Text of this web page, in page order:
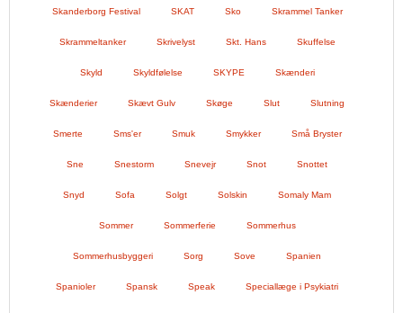
Skanderborg Festival SKAT Sko Skrammel Tanker
Skrammeltanker Skrivelyst Skt. Hans Skuffelse
Skyld Skyldfølelse SKYPE Skænderi
Skænderier Skævt Gulv Skøge Slut Slutning
Smerte Sms'er Smuk Smykker Små Bryster
Sne Snestorm Snevejr Snot Snottet
Snyd Sofa Solgt Solskin Somaly Mam
Sommer Sommerferie Sommerhus
Sommerhusbyggeri Sorg Sove Spanien
Spanioler Spansk Speak Speciallæge i Psykiatri